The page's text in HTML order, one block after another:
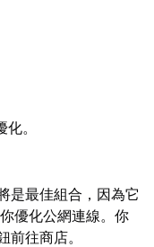
。
是最佳組合，因為它
優化公網連線。你
往商店。